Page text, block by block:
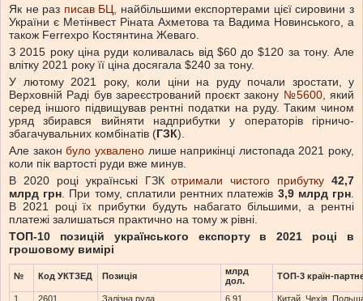
Як не раз писав БЦ, найбільшими експортерами цієї сировини з
України є Метінвест Ріната Ахметова та Вадима Новинського, а
також Ferrexpo Костянтина Жеваго.
З 2015 року ціна руди коливалась від $60 до $120 за тону. Але
влітку 2021 року її ціна досягала $240 за тону.
У лютому 2021 року, коли ціни на руду почали зростати, у
Верховній Раді був зареєстрований проєкт закону №5600, який
серед іншого підвищував рентні податки на руду. Таким чином
уряд збирався вийняти надприбутки у операторів гірничо-
збагачувальних комбінатів (ГЗК).
Але законбуло ухваленолише наприкінці листопада 2021 року,
коли пік вартості руди вже минув.
В 2020 році українські ГЗКотримали чистого прибутку 42,7
млрд грн. При тому, сплатили рентних платежів 3,9 млрд грн.
В 2021 році їх прибутки будуть набагато більшими, а рентні
платежі залишаться практично на тому ж рівні.
ТОП-10 позицій українського експорту в 2021 році в
грошовому вимірі
№ Код УКТЗЕД Позиція
млрд
дол.
ТОП-3 країн-
1 2601 Залізна руда 6,91 Китай, Чехія,